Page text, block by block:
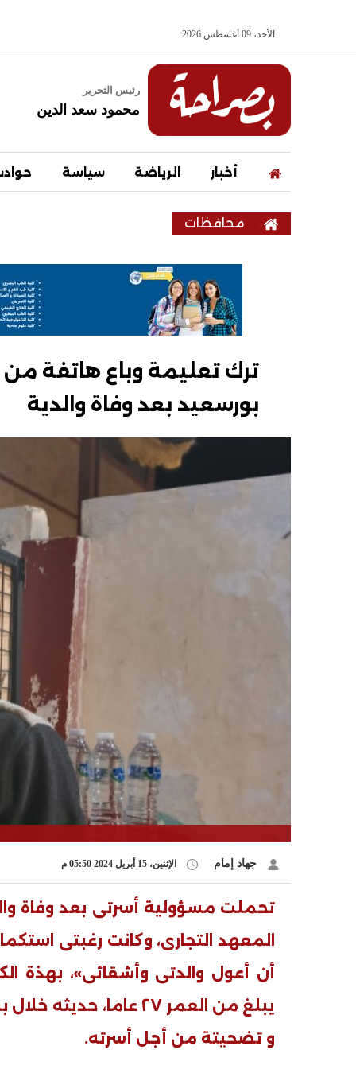
الأحد، 09 أغسطس 2026
رئيس التحرير
محمود سعد الدين
أخبار الرياضة سياسة
محافظات
ترك تعليمة وباع هاتفة
بورسعيد بعد وفاة والدية
جهاد إمام الإثنين، 15 أبريل 2024 05:50 م
تحملت مسؤولية أسرتى بعد وفاة
المعهد التجارى، وكانت رغبتى
أن أعول والدتى وأشقائى»، بهذة
يبلغ من العمر ٢٧ عاما، حديثه خلال بث مباشر مع «
و تضحيتة من أجل أسرته.